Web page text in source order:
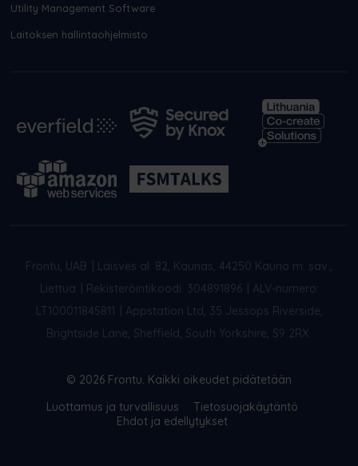
Utility Management Software
Laitoksen hallintaohjelmisto
Frontu, UAB
Laisvės al. 82, Kaunas, 44250 Kauno m. sav.,
Liettua
Rekisteröintikoodi: 304891896
ALV-numero:
LT100011845811
Appstation Ltd, 35 Jessops Riverside,
Brightside Lane, Sheffield, South Yorkshire, S9 2RX.
© 2026 Frontu. Kaikki oikeudet pidätetään
Luottamus ja turvallisuus
Tietosuojakäytäntö
Ehdot ja edellytykset